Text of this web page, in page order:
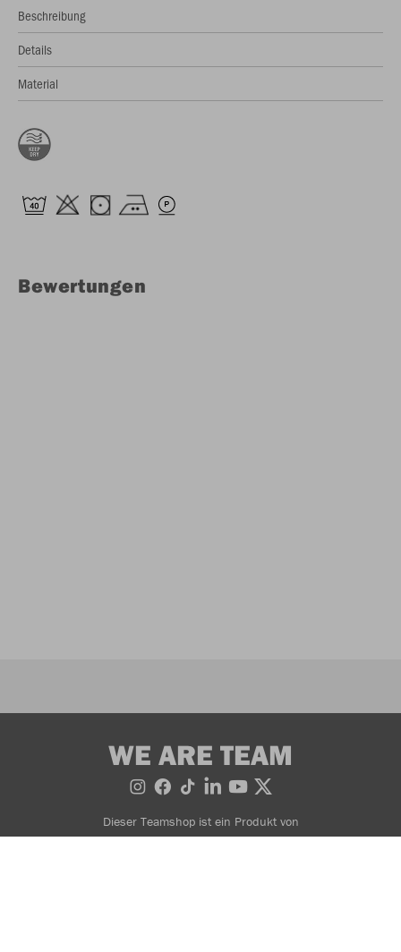
Beschreibung
Details
Material
Bewertungen
WE ARE TEAM
Dieser Teamshop ist ein Produkt von